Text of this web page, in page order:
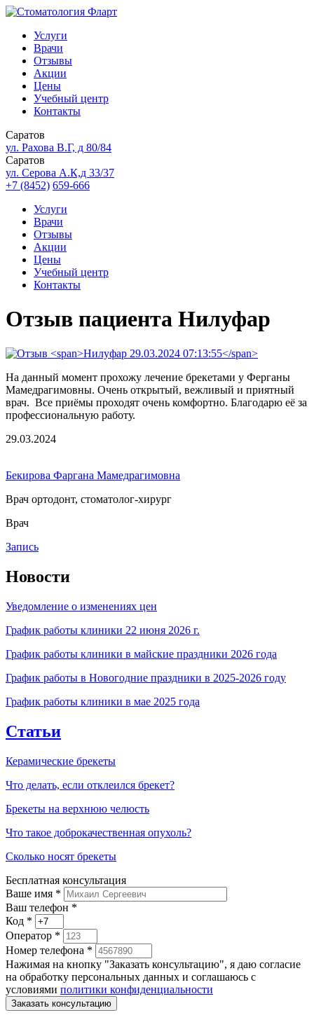
Услуги
Врачи
Отзывы
Акции
Цены
Учебный центр
Контакты
Саратов
ул. Рахова В.Г, д 80/84
Саратов
ул. Серова А.К,д 33/37
+7 (8452) 659-666
Услуги
Врачи
Отзывы
Акции
Цены
Учебный центр
Контакты
Отзыв пациента Нилуфар
На данный момент прохожу лечение брекетами у Ферганы
Мамедрагимовны. Очень открытый, вежливый и приятный
врач. Все приёмы проходят очень комфортно. Благодарю её за
профессиональную работу.
29.03.2024
Бекирова Фаргана Мамедрагимовна
Врач ортодонт, стоматолог-хирург
Врач
Запись
Новости
Уведомление о изменениях цен
График работы клиники 22 июня 2026 г.
График работы клиники в майские праздники 2026 года
График работы в Новогодние праздники в 2025-2026 году
График работы клиники в мае 2025 года
Статьи
Керамические брекеты
Что делать, если отклеился брекет?
Брекеты на верхнюю челюсть
Что такое доброкачественная опухоль?
Сколько носят брекеты
Бесплатная консультация
Ваше имя *
Ваш телефон *
Код *
Оператор *
Номер телефона *
Нажимая на кнопку "Заказать консультацию", я даю согласие
на обработку персональных данных и соглашаюсь c
условиями политики конфиденциальности
Заказать консультацию